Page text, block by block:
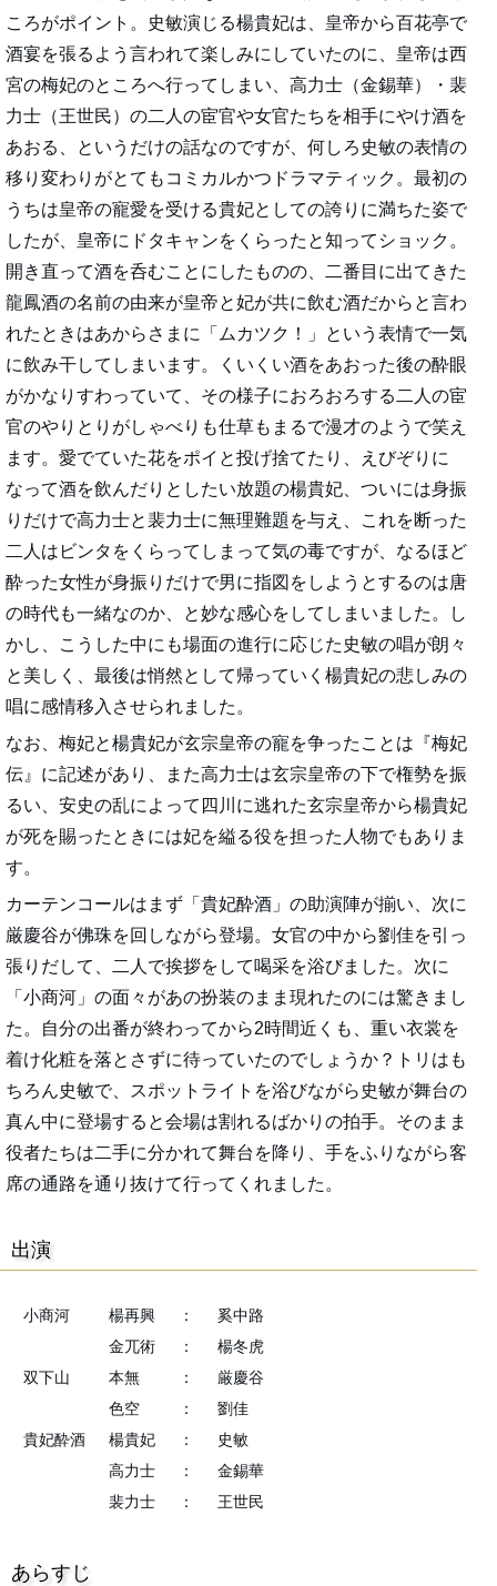
ころがポイント。史敏演じる楊貴妃は、皇帝から百花亭で
酒宴を張るよう言われて楽しみにしていたのに、皇帝は西
宮の梅妃のところへ行ってしまい、高力士（金錫華）・裴
力士（王世民）の二人の宦官や女官たちを相手にやけ酒を
あおる、というだけの話なのですが、何しろ史敏の表情の
移り変わりがとてもコミカルかつドラマティック。最初の
うちは皇帝の寵愛を受ける貴妃としての誇りに満ちた姿で
したが、皇帝にドタキャンをくらったと知ってショック。
開き直って酒を呑むことにしたものの、二番目に出てきた
龍鳳酒の名前の由来が皇帝と妃が共に飲む酒だからと言わ
れたときはあからさまに「ムカツク！」という表情で一気
に飲み干してしまいます。くいくい酒をあおった後の酔眼
がかなりすわっていて、その様子におろおろする二人の宦
官のやりとりがしゃべりも仕草もまるで漫才のようで笑え
ます。愛でていた花をポイと投げ捨てたり、えびぞりに
なって酒を飲んだりとしたい放題の楊貴妃、ついには身振
りだけで高力士と裴力士に無理難題を与え、これを断った
二人はビンタをくらってしまって気の毒ですが、なるほど
酔った女性が身振りだけで男に指図をしようとするのは唐
の時代も一緒なのか、と妙な感心をしてしまいました。し
かし、こうした中にも場面の進行に応じた史敏の唱が朗々
と美しく、最後は悄然として帰っていく楊貴妃の悲しみの
唱に感情移入させられました。
なお、梅妃と楊貴妃が玄宗皇帝の寵を争ったことは『梅妃
伝』に記述があり、また高力士は玄宗皇帝の下で権勢を振
るい、安史の乱によって四川に逃れた玄宗皇帝から楊貴妃
が死を賜ったときには妃を縊る役を担った人物でもありま
す。
カーテンコールはまず「貴妃酔酒」の助演陣が揃い、次に
厳慶谷が佛珠を回しながら登場。女官の中から劉佳を引っ
張りだして、二人で挨拶をして喝采を浴びました。次に
「小商河」の面々があの扮装のまま現れたのには驚きまし
た。自分の出番が終わってから2時間近くも、重い衣裳を
着け化粧を落とさずに待っていたのでしょうか？トリはも
ちろん史敏で、スポットライトを浴びながら史敏が舞台の
真ん中に登場すると会場は割れるばかりの拍手。そのまま
役者たちは二手に分かれて舞台を降り、手をふりながら客
席の通路を通り抜けて行ってくれました。
出演
小商河 楊再興 ：
奚中路
金兀術
：
楊冬虎
双下山
本無 ：
厳慶谷
色空
：
劉佳
貴妃酔酒
楊貴妃 ：
史敏
高力士
：
金錫華
裴力士
： 王世民
あらすじ